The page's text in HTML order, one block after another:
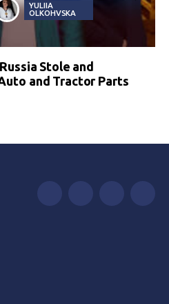
YULIIA
OLKOHVSKA
Stole and
and Tractor Parts